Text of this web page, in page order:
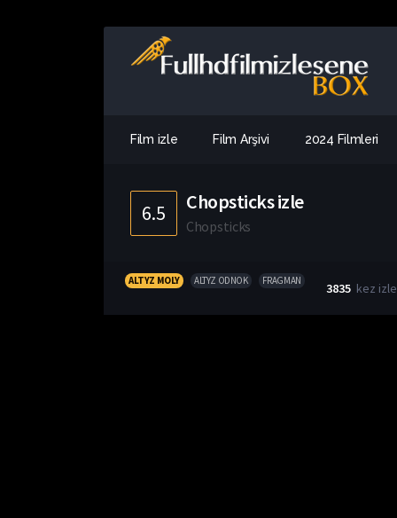
Film izle Film Arşivi 2024 Filmleri
6.5 Chopsticks izle
Chopsticks
ALTYZ MOLY ALTYZ ODNOK FRAGMAN 3835 kez